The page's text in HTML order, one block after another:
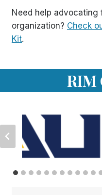
Need help advocating
organization? Check
Kit.
RIM